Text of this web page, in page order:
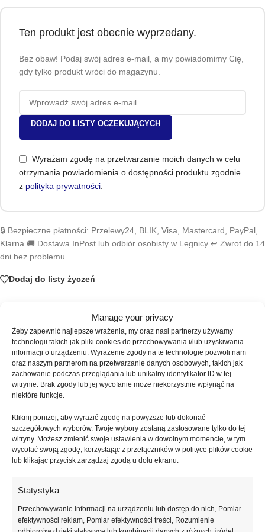
Manage your privacy
Żeby zapewnić najlepsze wrażenia, my oraz nasi partnerzy używamy
technologii takich jak pliki cookies do przechowywania i/lub uzyskiwania
informacji o urządzeniu. Wyrażenie zgody na te technologie pozwoli nam
oraz naszym partnerom na przetwarzanie danych osobowych, takich jak
zachowanie podczas przeglądania lub unikalny identyfikator ID w tej
witrynie. Brak zgody lub jej wycofanie może niekorzystnie wpłynąć na
niektóre funkcje.
Kliknij poniżej, aby wyrazić zgodę na powyższe lub dokonać
szczegółowych wyborów. Twoje wybory zostaną zastosowane tylko do tej
witryny. Możesz zmienić swoje ustawienia w dowolnym momencie, w tym
wycofać swoją zgodę, korzystając z przełączników w polityce plików cookie
lub klikając przycisk zarządzaj zgodą u dołu ekranu.
Statystyka
Przechowywanie informacji na urządzeniu lub dostęp do nich, Pomiar
efektywności reklam, Pomiar efektywności treści, Rozumienie
Ten produkt jest obecnie wyprzedany.
Bez obaw! Podaj swój adres e-mail, a my powiadomimy Cię,
gdy tylko produkt wróci do magazynu.
DODAJ DO LISTY OCZEKUJĄCYCH
Wyrażam zgodę na przetwarzanie moich danych w celu
otrzymania powiadomienia o dostępności produktu zgodnie
z polityka prywatności.
🔒 Bezpieczne płatności: Przelewy24, BLIK, Visa, Mastercard, PayPal,
Klarna 🚚 Dostawa InPost lub odbiór osobisty w Legnicy ↩️ Zwrot do 14
dni bez problemu
Dodaj do listy życzeń
Kategorie: Bazy , Bazy Kolorowe
Znaczników:ATICA,Atica Cool, baza hybrydowa, baza kolorowa
baza z kauczukiem, cool formula, czerwona baza, elastyczna baza
Node Red, zdrowa baza
Udostępnij:
Opis
Atica Node Red to kolorowa baza hybrydowa w intensywnym,
chłodnym odcieniu czerwieni, stworzona z myślą o nowoczesnych i
wyrazistych stylizacjach paznokci. Chłodna tonacja czerwieni nadaje
zarówno w klasycznych, jak i bardziej minimalistycznych stylizacjach.
czas pracy przy jednoczesnym zachowaniu wysokiej estetyki
manicure.